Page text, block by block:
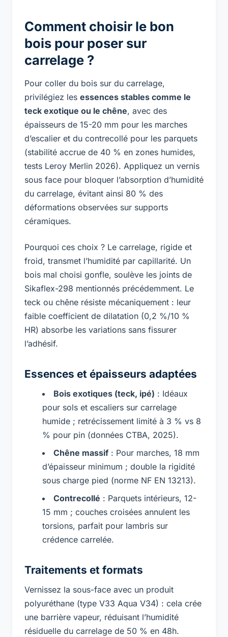
Comment choisir le bon
bois pour poser sur
carrelage ?
Pour coller du bois sur du carrelage,
privilégiez les essences stables comme le
teck exotique ou le chêne, avec des
épaisseurs de 15-20 mm pour les marches
d’escalier et du contrecollé pour les parquets
(stabilité accrue de 40 % en zones humides,
tests Leroy Merlin 2026). Appliquez un vernis
sous face pour bloquer l’absorption d’humidité
du carrelage, évitant ainsi 80 % des
déformations observées sur supports
céramiques.
Pourquoi ces choix ? Le carrelage, rigide et
froid, transmet l’humidité par capillarité. Un
bois mal choisi gonfle, soulève les joints de
Sikaflex-298 mentionnés précédemment. Le
teck ou chêne résiste mécaniquement : leur
faible coefficient de dilatation (0,2 %/10 %
HR) absorbe les variations sans fissurer
l’adhésif.
Essences et épaisseurs adaptées
Bois exotiques (teck, ipé) : Idéaux
pour sols et escaliers sur carrelage
humide ; retrécissement limité à 3 % vs 8
% pour pin (données CTBA, 2025).
Chêne massif : Pour marches, 18 mm
d’épaisseur minimum ; double la rigidité
sous charge pied (norme NF EN 13213).
Contrecollé : Parquets intérieurs, 12-
15 mm ; couches croisées annulent les
torsions, parfait pour lambris sur
crédence carrelée.
Traitements et formats
Vernissez la sous-face avec un produit
polyuréthane (type V33 Aqua V34) : cela crée
une barrière vapeur, réduisant l’humidité
résiduelle du carrelage de 50 % en 48h.